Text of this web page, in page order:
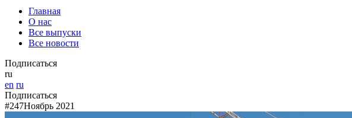
Главная
О нас
Все выпуски
Все новости
Подписаться
ru
en ru
Подписаться
#247Ноябрь 2021